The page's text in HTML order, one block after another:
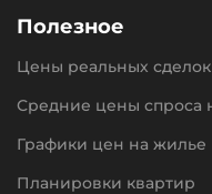
Полезное
Цены реальных сделок
Средние цены спроса
Графики цен на жилье
Планировки квартир